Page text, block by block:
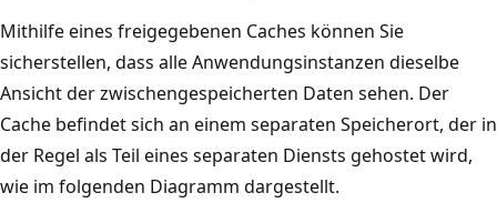
a
g
r
a
m
m
Mithilfe eines freigegebenen Caches können Sie
sicherstellen, dass alle Anwendungsinstanzen dieselbe
Ansicht der zwischengespeicherten Daten sehen. Der
Cache befindet sich an einem separaten Speicherort, der in
der Regel als Teil eines separaten Diensts gehostet wird,
wie im folgenden Diagramm dargestellt.